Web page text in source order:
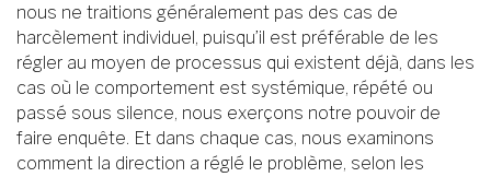
nous ne traitions généralement pas des cas de
harcèlement individuel, puisqu’il est préférable de les
régler au moyen de processus qui existent déjà, dans les
cas où le comportement est systémique, répété ou
passé sous silence, nous exerçons notre pouvoir de
faire enquête. Et dans chaque cas, nous examinons
comment la direction a réglé le problème, selon les